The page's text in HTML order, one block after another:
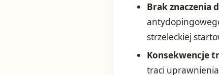
Brak znaczenia
strzeleckiej
Konsekwencje
traci uprawnienia